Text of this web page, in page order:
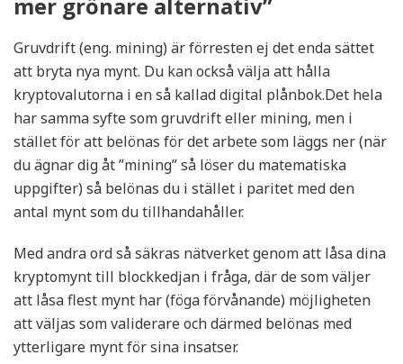
Gruvdrift (eng. mining) är förresten ej det enda sättet
att bryta nya mynt. Du kan också välja att hålla
kryptovalutorna i en så kallad digital plånbok.Det hela
har samma syfte som gruvdrift eller mining, men i
stället för att belönas för det arbete som läggs ner (när
du ägnar dig åt ”mining” så löser du matematiska
uppgifter) så belönas du i stället i paritet med den
antal mynt som du tillhandahåller.
Med andra ord så säkras nätverket genom att låsa dina
kryptomynt till blockkedjan i fråga, där de som väljer
att låsa flest mynt har (föga förvånande) möjligheten
att väljas som validerare och därmed belönas med
ytterligare mynt för sina insatser.